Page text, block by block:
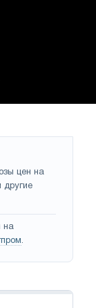
цен на
другие
на
.